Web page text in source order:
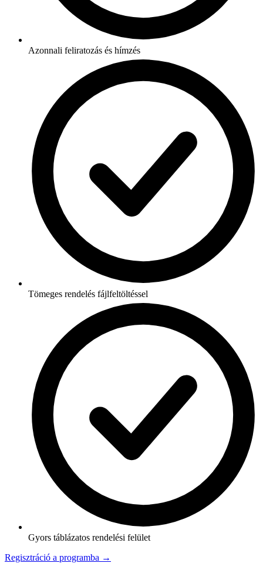
Azonnali feliratozás és hímzés
Tömeges rendelés fájlfeltöltéssel
Gyors táblázatos rendelési felület
Regisztráció a programba →